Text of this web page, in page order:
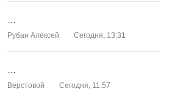
Рубан Алексей Сегодня, 13:31
Верстовой Сегодня, 11:57